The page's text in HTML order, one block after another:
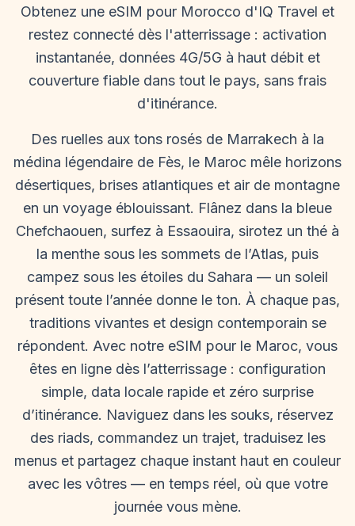
Obtenez une eSIM pour Morocco d'IQ Travel et
restez connecté dès l'atterrissage : activation
instantanée, données 4G/5G à haut débit et
couverture fiable dans tout le pays, sans frais
d'itinérance.
Des ruelles aux tons rosés de Marrakech à la
médina légendaire de Fès, le Maroc mêle horizons
désertiques, brises atlantiques et air de montagne
en un voyage éblouissant. Flânez dans la bleue
Chefchaouen, surfez à Essaouira, sirotez un thé à
la menthe sous les sommets de l’Atlas, puis
campez sous les étoiles du Sahara — un soleil
présent toute l’année donne le ton. À chaque pas,
traditions vivantes et design contemporain se
répondent. Avec notre eSIM pour le Maroc, vous
êtes en ligne dès l’atterrissage : configuration
simple, data locale rapide et zéro surprise
d’itinérance. Naviguez dans les souks, réservez
des riads, commandez un trajet, traduisez les
menus et partagez chaque instant haut en couleur
avec les vôtres — en temps réel, où que votre
journée vous mène.